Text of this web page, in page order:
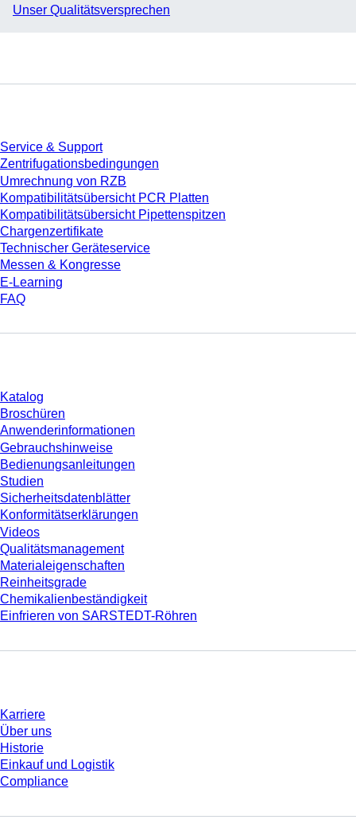
Unser Qualitätsversprechen
Service & Support
Zentrifugationsbedingungen
Umrechnung von RZB
Kompatibilitätsübersicht PCR Platten
Kompatibilitätsübersicht Pipettenspitzen
Chargenzertifikate
Technischer Geräteservice
Messen & Kongresse
E-Learning
FAQ
Katalog
Broschüren
Anwenderinformationen
Gebrauchshinweise
Bedienungsanleitungen
Studien
Sicherheitsdatenblätter
Konformitätserklärungen
Videos
Qualitätsmanagement
Materialeigenschaften
Reinheitsgrade
Chemikalienbeständigkeit
Einfrieren von SARSTEDT-Röhren
Karriere
Über uns
Historie
Einkauf und Logistik
Compliance